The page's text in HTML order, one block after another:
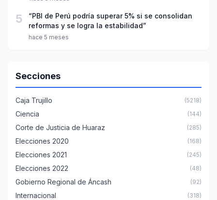
5
“PBI de Perú podría superar 5% si se consolidan
reformas y se logra la estabilidad”
hace 5 meses
Secciones
Caja Trujillo (5218)
Ciencia (144)
Corte de Justicia de Huaraz (285)
Elecciones 2020 (168)
Elecciones 2021 (245)
Elecciones 2022 (48)
Gobierno Regional de Áncash (92)
Internacional (318)